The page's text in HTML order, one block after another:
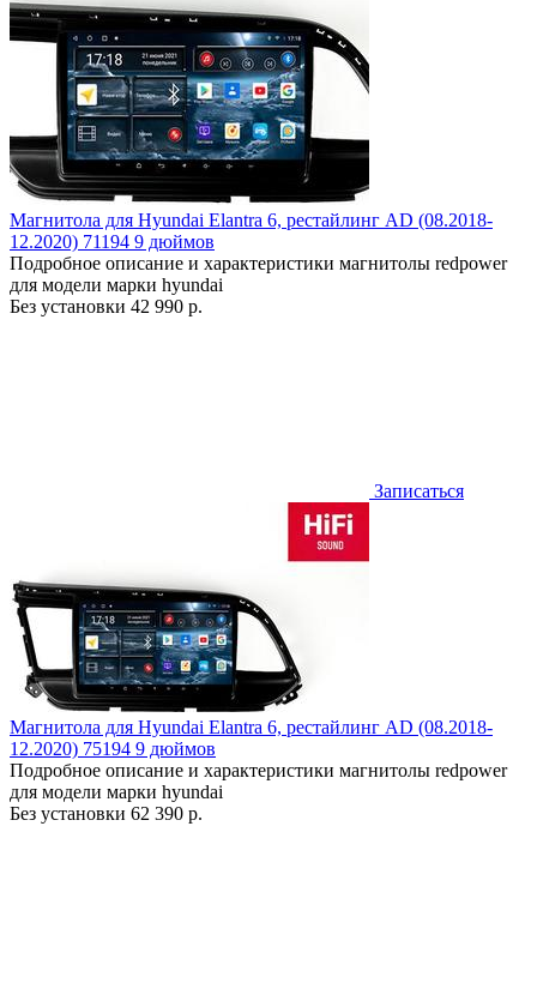
Магнитола для Hyundai Elantra 6, рестайлинг AD (08.2018-
12.2020) 71194 9 дюймов
Подробное описание и характеристики магнитолы redpower
для модели марки hyundai
Без установки 42 990 р.
Записаться
Магнитола для Hyundai Elantra 6, рестайлинг AD (08.2018-
12.2020) 75194 9 дюймов
Подробное описание и характеристики магнитолы redpower
для модели марки hyundai
Без установки 62 390 р.